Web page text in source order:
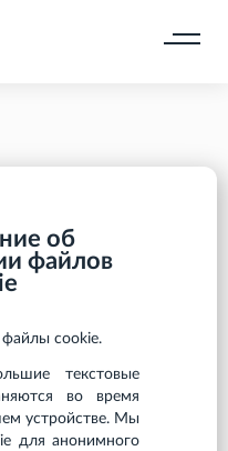
об
файлов
файлы cookie.
во время
устройстве. Мы
для анонимного